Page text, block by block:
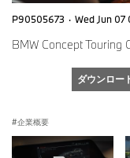
P90505673 · Wed Jun 07
BMW Concept Touring
ダウンロー
企業概要